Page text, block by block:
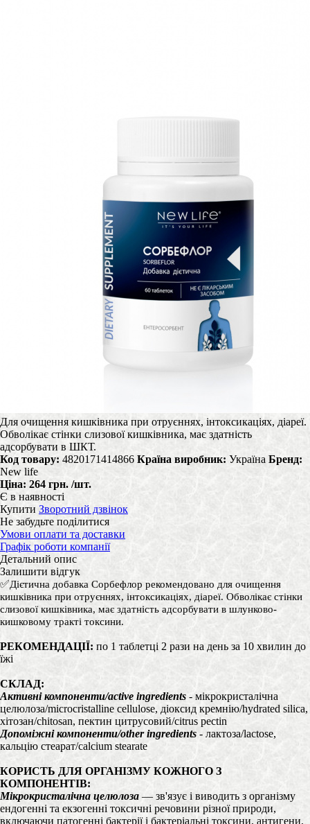
Для очищення кишківника при отруєннях, інтоксикаціях, діареї.
Обволікає стінки слизової кишківника, має здатність
адсорбувати в ШКТ.
Код товару: 4820171414866 Країна виробник: Україна Бренд:
New life
Ціна: 264 грн. /шт.
Є в наявності
Купити Зворотний дзвінок
Не забудьте поділитися
Умови оплати та доставки
Графік роботи компанії
Детальний опис
Залишити відгук
✅Дієтична добавка Сорбефлор рекомендовано для очищення
кишківника при отруєннях, інтоксикаціях, діареї. Обволікає стінки
слизової кишківника, має здатність адсорбувати в шлунково-
кишковому тракті токсини.
РЕКОМЕНДАЦІЇ: по 1 таблетці 2 рази на день за 10 хвилин до
їжі
СКЛАД:
Активні компоненти/active ingredients - мікрокристалічна
целюлоза/microcristalline cellulose, діоксид кремнію/hydrated silica,
хітозан/chitosan, пектин цитрусовий/citrus pectin
Допоміжні компоненти/other ingredients - лактоза/lactose,
кальцію стеарат/calcium stearate
КОРИСТЬ ДЛЯ ОРГАНІЗМУ КОЖНОГО З
КОМПОНЕНТІВ:
Мікрокристалічна целюлоза— зв'язує і виводить з організму
ендогенні та екзогенні токсичні речовини різної природи,
включаючи патогенні бактерії і бактеріальні токсини, антигени,